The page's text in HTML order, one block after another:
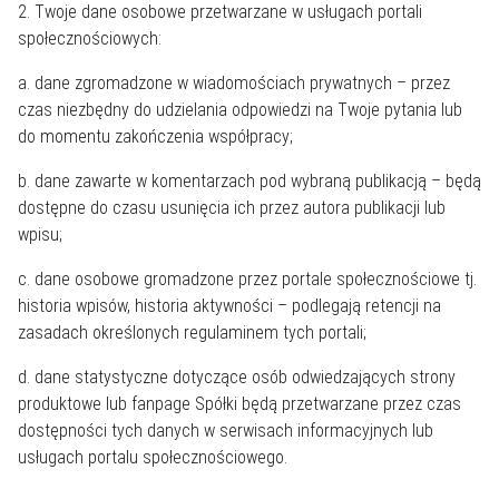
2. Twoje dane osobowe przetwarzane w usługach portali
społecznościowych:
a. dane zgromadzone w wiadomościach prywatnych – przez
czas niezbędny do udzielania odpowiedzi na Twoje pytania lub
do momentu zakończenia współpracy;
b. dane zawarte w komentarzach pod wybraną publikacją – będą
dostępne do czasu usunięcia ich przez autora publikacji lub
wpisu;
c. dane osobowe gromadzone przez portale społecznościowe tj.
historia wpisów, historia aktywności – podlegają retencji na
zasadach określonych regulaminem tych portali;
d. dane statystyczne dotyczące osób odwiedzających strony
produktowe lub fanpage Spółki będą przetwarzane przez czas
dostępności tych danych w serwisach informacyjnych lub
usługach portalu społecznościowego.